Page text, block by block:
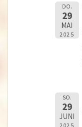
DO.
29
MAI
2025
SO.
29
JUNI
2025